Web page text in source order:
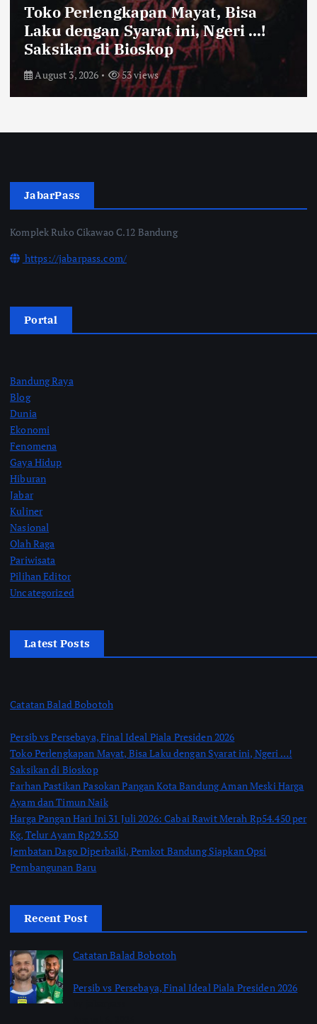
Farhan Pastikan Pasokan Pangan
Kota Bandung Aman Meski Harga
Ayam dan Timun Naik
July 31, 2026 57 views
JabarPass
Komplek Ruko Cikawao C.12 Bandung
https://jabarpass.com/
Portal
Bandung Raya
Blog
Dunia
Ekonomi
Fenomena
Gaya Hidup
Hiburan
Jabar
Kuliner
Nasional
Olah Raga
Pariwisata
Pilihan Editor
Uncategorized
Latest Posts
Catatan Balad Bobotoh
Persib vs Persebaya, Final Ideal Piala Presiden 2026
Toko Perlengkapan Mayat, Bisa Laku dengan Syarat ini, Ngeri …!
Saksikan di Bioskop
Farhan Pastikan Pasokan Pangan Kota Bandung Aman Meski Harga
Ayam dan Timun Naik
Harga Pangan Hari Ini 31 Juli 2026: Cabai Rawit Merah Rp54.450 per
Kg, Telur Ayam Rp29.550
Jembatan Dago Diperbaiki, Pemkot Bandung Siapkan Opsi
Pembangunan Baru
Recent Post
Catatan Balad Bobotoh
Persib vs Persebaya, Final Ideal Piala Presiden 2026